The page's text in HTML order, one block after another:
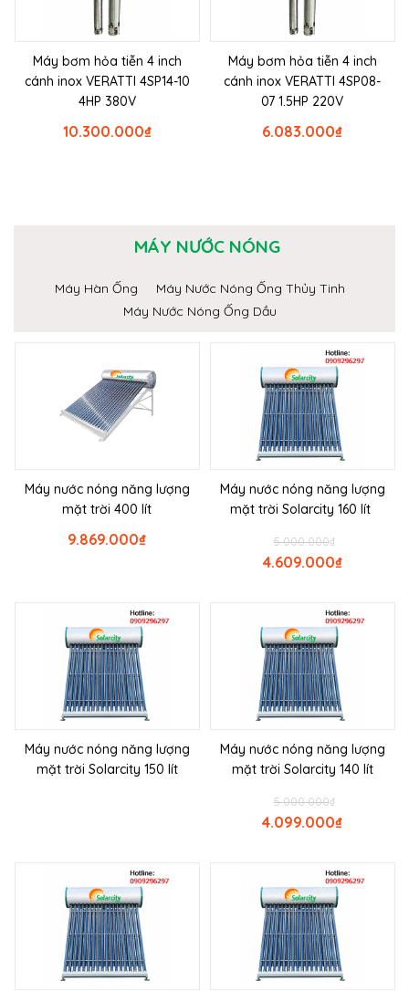
Máy bơm hỏa tiễn 4 inch
cánh inox VERATTI 4SP14-10
4HP 380V
₫
10.300.000
Máy bơm hỏa tiễn 4 inch
cánh inox VERATTI 4SP08-
07 1.5HP 220V
₫
6.083.000
MÁY NƯỚC NÓNG
Máy Hàn Ống
Máy Nước Nóng Ống Thủy Tinh
Máy Nước Nóng Ống Dầu
Máy nước nóng năng lượng
mặt trời 400 lít
₫
9.869.000
Máy nước nóng năng lượng
mặt trời Solarcity 160 lít
₫
5.000.000
₫
4.609.000
Máy nước nóng năng lượng
mặt trời Solarcity 150 lít
Máy nước nóng năng lượng
mặt trời Solarcity 140 lít
₫
5.000.000
₫
4.099.000